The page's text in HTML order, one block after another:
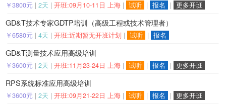
￥3800元 | 2天 | 开班:09月10-11日 上海 | 试听 | 报名 | 更多开班
GD&T技术专家GDTP培训（高级工程或技术管理者）
￥6580元 | 4天 | 开班:近期暂无开班计划 | 试听 | 报名
GD&T测量技术应用高级培训
￥3600元 | 2天 | 开班:11月23-24日 上海 | 试听 | 报名 | 更多开班
RPS系统标准应用高级培训
￥3600元 | 2天 | 开班:09月21-22日 上海 | 试听 | 报名 | 更多开班